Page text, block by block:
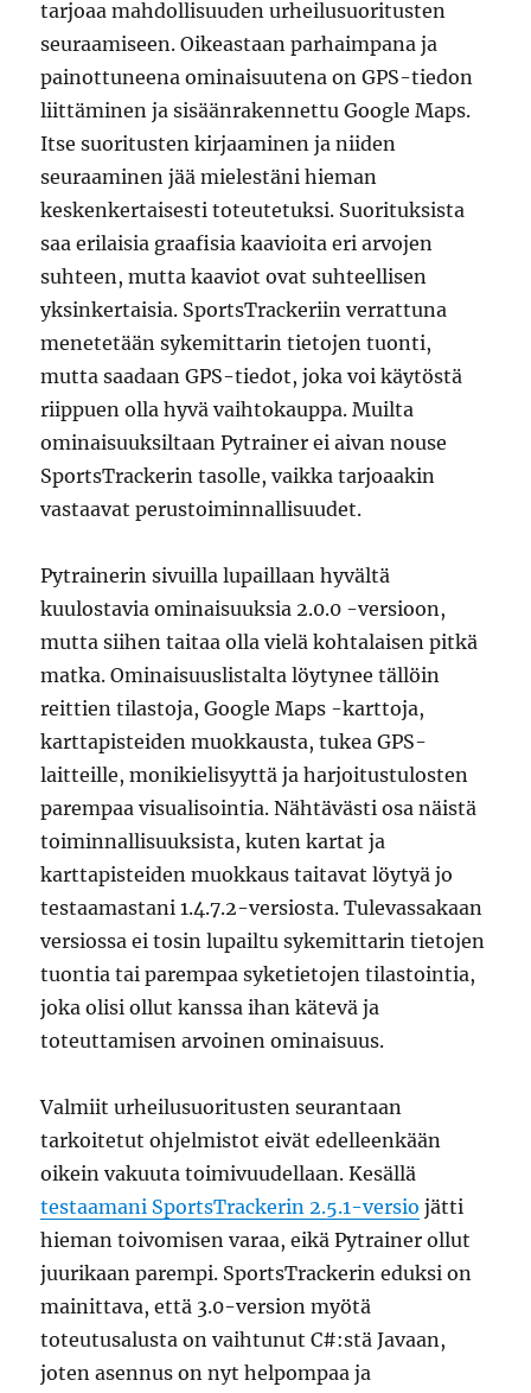
tarjoaa mahdollisuuden urheilusuoritusten
seuraamiseen. Oikeastaan parhaimpana ja
painottuneena ominaisuutena on GPS-tiedon
liittäminen ja sisäänrakennettu Google Maps.
Itse suoritusten kirjaaminen ja niiden
seuraaminen jää mielestäni hieman
keskenkertaisesti toteutetuksi. Suorituksista
saa erilaisia graafisia kaavioita eri arvojen
suhteen, mutta kaaviot ovat suhteellisen
yksinkertaisia. SportsTrackeriin verrattuna
menetetään sykemittarin tietojen tuonti,
mutta saadaan GPS-tiedot, joka voi käytöstä
riippuen olla hyvä vaihtokauppa. Muilta
ominaisuuksiltaan Pytrainer ei aivan nouse
SportsTrackerin tasolle, vaikka tarjoaakin
vastaavat perustoiminnallisuudet.
Pytrainerin sivuilla lupaillaan hyvältä
kuulostavia ominaisuuksia 2.0.0 -versioon,
mutta siihen taitaa olla vielä kohtalaisen pitkä
matka. Ominaisuuslistalta löytynee tällöin
reittien tilastoja, Google Maps -karttoja,
karttapisteiden muokkausta, tukea GPS-
laitteille, monikielisyyttä ja harjoitustulosten
parempaa visualisointia. Nähtävästi osa näistä
toiminnallisuuksista, kuten kartat ja
karttapisteiden muokkaus taitavat löytyä jo
testaamastani 1.4.7.2-versiosta. Tulevassakaan
versiossa ei tosin lupailtu sykemittarin tietojen
tuontia tai parempaa syketietojen tilastointia,
joka olisi ollut kanssa ihan kätevä ja
toteuttamisen arvoinen ominaisuus.
Valmiit urheilusuoritusten seurantaan
tarkoitetut ohjelmistot eivät edelleenkään
oikein vakuuta toimivuudellaan. Kesällä
testaamani SportsTrackerin 2.5.1-versio jätti
hieman toivomisen varaa, eikä Pytrainer ollut
juurikaan parempi. SportsTrackerin eduksi on
mainittava, että 3.0-version myötä
toteutusalusta on vaihtunut C#:stä Javaan,
joten asennus on nyt helpompaa ja